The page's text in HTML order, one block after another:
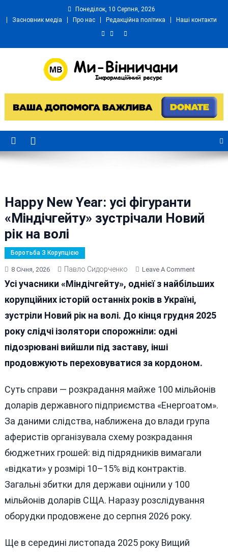
Понеділок, 10 Серпня, 2026
Засновник медіа
Про нас Редакційна політика Наші контакти
Ми Вінничани
Happy New Year: усі фігуранти
«Міндічгейту» зустрічали Новий
рік на волі
Боротьба З Корупцією
8 Січня, 2026 Павло Сидорченко Leave A CommentOn
Happy
Year:
Усі
Новий
На
Усі учасники «Міндічгейту», однієї з найбільших
корупційних історій останніх років в Україні,
зустріли Новий рік на волі. До кінця грудня 2025
року слідчі ізолятори спорожніли: одні
підозрювані вийшли під заставу, інші
продовжують переховуватися за кордоном.
Суть справи — розкрадання майже 100 мільйонів
доларів державного підприємства «Енергоатом».
За даними слідства, наближена до влади група
аферистів організувала схему розкрадання
бюджетних грошей: від підрядників вимагали
«відкати» у розмірі 10–15% від контрактів.
Загальні збитки для держави оцінили у 100
мільйонів доларів СЩА. Наразу розслідування
оборудки продовжене до серпня 2026 року.
Ще в середині листопада 2025 року Вищий